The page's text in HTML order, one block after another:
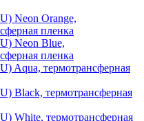
Neon Orange,
пленка
Neon Blue,
пленка
Aqua, термотрансферная
Black, термотрансферная
White, термотрансферная